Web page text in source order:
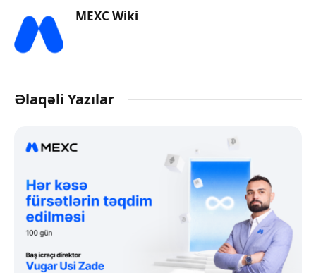
MEXC Wiki
Əlaqəli Yazılar